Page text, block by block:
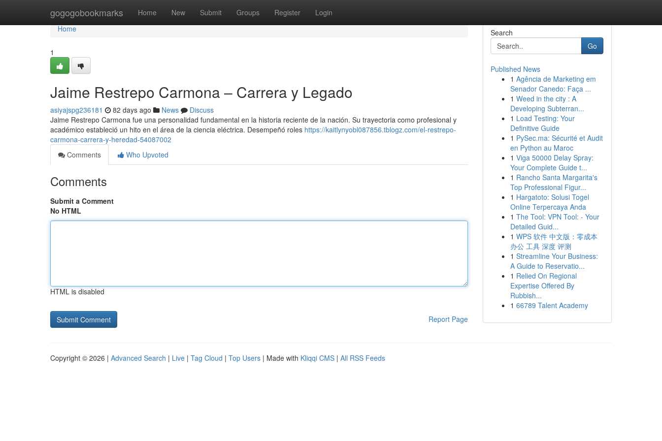
gogogobookmarks Home New Submit Groups Register Login
Home
Home
1
Jaime Restrepo Carmona – Carrera y Legado
asiyajspg236181 82 days ago News
Discuss
Jaime Restrepo Carmona fue una personalidad fundamental en la historia reciente de la nación. Su trayectoria como profesional y
académico estableció un hito en el área de la ciencia eléctrica. Desempeñó roles https://kaitlynyobl087856.tblogz.com/el-restrepo-
carmona-carrera-y-heredad-54087002
Comments
Who Upvoted
Comments
Submit a Comment
No HTML
HTML is disabled
Report Page
Search
Go
Published News
1 Agência de Marketing em
Senador Canedo: Faça ...
1 Weed in the city : A
Developing Subterran...
1 Load Testing: Your
Definitive Guide
1 PySec.ma: Sécurité et Audit
en Python au Maroc
1 Viga 50000 Delay Spray:
Your Complete Guide t...
1 Rancho Santa Margarita's
Top Professional Figur...
1 Hargatoto: Solusi Togel
Online Terpercaya Anda
1 The Tool: VPN Tool: - Your
Detailed Guid...
1 WPS 软件 中文版：零成本
办公 工具 深度 评测
1 Streamline Your Business:
A Guide to Reservatio...
1 Relied On Regional
Expertise Offered By
Rubbish...
1 66789 Talent Academy
Copyright © 2026 | Advanced Search | Live | Tag Cloud | Top Users | Made with Kliqqi CMS | All RSS Feeds